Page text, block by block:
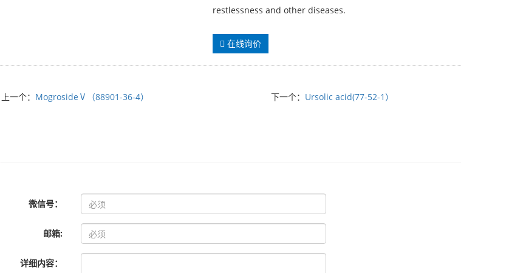
restlessness and other diseases.
在线询价
上一个： MogrosideⅤ（88901-36-4） 下一个： Ursolic acid(77-52-1）
微信号：
邮箱:
详细内容：